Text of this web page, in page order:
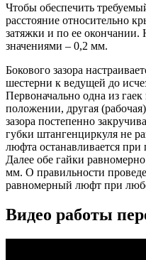
Чтобы обеспечить
расстояние относительно
затяжки и по ее
значениями – 0,2 мм.
Бокового зазора
шестерни к ведущей до
Первоначально одна из
положении, другая
зазора постепенно
губки штангенциркуля не
люфта останавливается при
Далее обе гайки
мм. О правильности
равномерный люфт при
Видео работы